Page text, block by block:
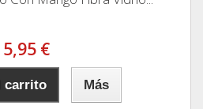
5,95 €
carrito Más